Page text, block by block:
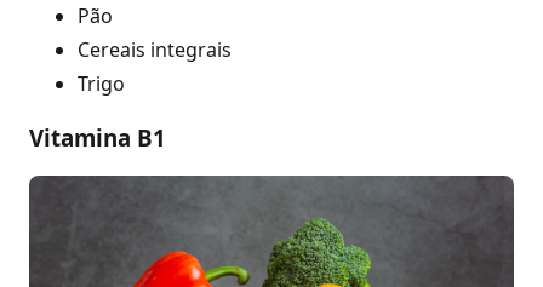
Pão
Cereais integrais
Trigo
Vitamina B1